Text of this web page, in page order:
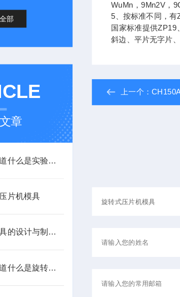
部
章
看完本篇你就知道什么是实验室压片机冲模了
片机模具
旋转式压片机模具的设计与制造工艺
看完本篇你就知道什么是旋转式压片机模具了
WuMn，9Mn2V，
5、按标准不同，有
国家标准提供
斜边、平片无字片
上一个：